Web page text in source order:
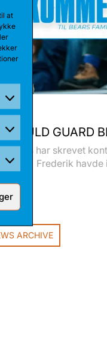
at
Statistikker
Marketing
GUARD
Bears har skrevet
Stie. Frederik havde
ARCHIVE